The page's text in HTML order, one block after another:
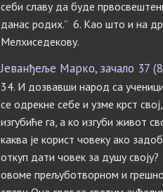
себи славу да буде
данас родих.” 6. Као што и на
Мелхиседекову.
Јеванђеље Марко, зачало 37
34. И дозвавши народ са
се одрекне себе и узме крст
изгубиће га, а ко изгуби живот
каква је корист човеку ако
откуп дати човек за душу
овоме прељуботворном и